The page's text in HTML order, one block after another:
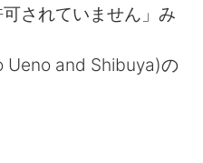
可されていません」み
Ueno and Shibuya)の